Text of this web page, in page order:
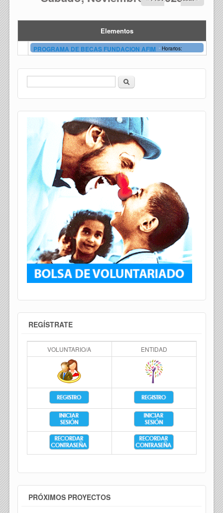
Elementos
PROGRAMA DE BECAS FUNDACION AFIM - Horarios:
Formulario de búsqueda
Buscar
REGÍSTRATE
VOLUNTARIO/A ENTIDAD
PRÓXIMOS PROYECTOS